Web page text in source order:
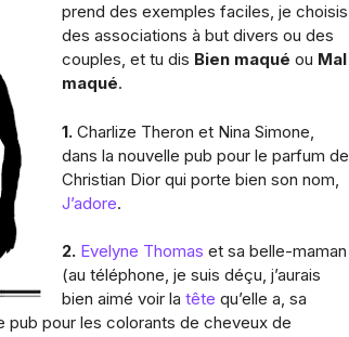
prend des exemples faciles, je choisis
des associations à but divers ou des
couples, et tu dis Bien maqué ou Mal
maqué.
1. Charlize Theron et Nina Simone,
dans la nouvelle pub pour le parfum de
Christian Dior qui porte bien son nom,
J’adore.
2. Evelyne Thomas et sa belle-maman
(au téléphone, je suis déçu, j’aurais
bien aimé voir la tête qu’elle a, sa
pub pour les colorants de cheveux de